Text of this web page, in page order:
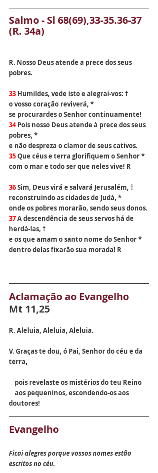
Salmo - Sl 68(69),33-35.36-37
(R. 34a)
R. Nosso Deus atende a prece dos seus
pobres.
33 Humildes, vede isto e alegrai-vos: †
o vosso coração reviverá, *
se procurardes o Senhor continuamente!
34 Pois nosso Deus atende à prece dos seus
pobres, *
e não despreza o clamor de seus cativos.
35 Que céus e terra glorifiquem o Senhor *
com o mar e todo ser que neles vive! R
36 Sim, Deus virá e salvará Jerusalém, †
reconstruindo as cidades de Judá, *
onde os pobres morarão, sendo seus donos.
37 A descendência de seus servos há de
herdá-las, †
e os que amam o santo nome do Senhor *
dentro delas fixarão sua morada! R
Aclamação ao Evangelho
Mt 11,25
R. Aleluia, Aleluia, Aleluia.
V. Graças te dou, ó Pai, Senhor do céu e da
terra,
pois revelaste os mistérios do teu Reino
aos pequeninos, escondendo-os aos
doutores!
Evangelho
Ficai alegres porque vossos nomes estão
escritos no céu.